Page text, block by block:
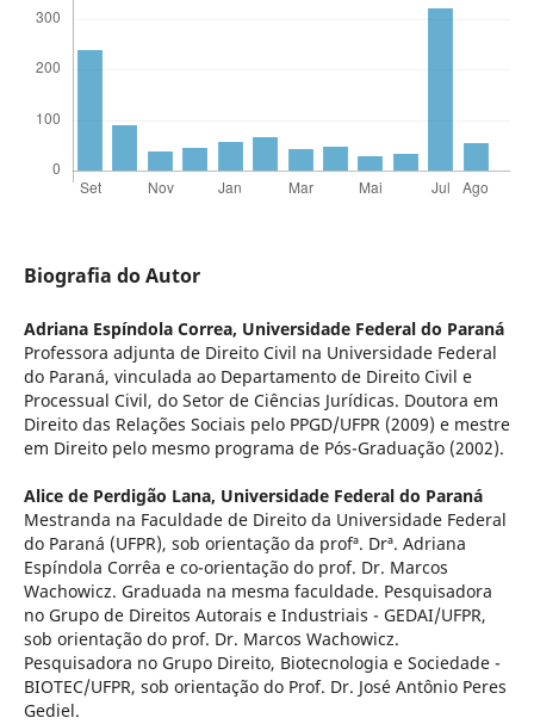
Biografia do Autor
Adriana Espíndola Correa, Universidade Federal do Paraná
Professora adjunta de Direito Civil na Universidade Federal
do Paraná, vinculada ao Departamento de Direito Civil e
Processual Civil, do Setor de Ciências Jurídicas. Doutora em
Direito das Relações Sociais pelo PPGD/UFPR (2009) e mestre
em Direito pelo mesmo programa de Pós-Graduação (2002).
Alice de Perdigão Lana, Universidade Federal do Paraná
Mestranda na Faculdade de Direito da Universidade Federal
do Paraná (UFPR), sob orientação da profª. Drª. Adriana
Espíndola Corrêa e co-orientação do prof. Dr. Marcos
Wachowicz. Graduada na mesma faculdade. Pesquisadora
no Grupo de Direitos Autorais e Industriais - GEDAI/UFPR,
sob orientação do prof. Dr. Marcos Wachowicz.
Pesquisadora no Grupo Direito, Biotecnologia e Sociedade -
BIOTEC/UFPR, sob orientação do Prof. Dr. José Antônio Peres
Gediel.